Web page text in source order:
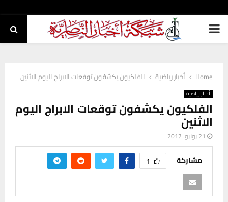
PRIMARY
Home أخبار رياضية الفلكيون يكشفون توقعات الابراج اليوم الاثنين
أخبار رياضية
الفلكيون يكشفون توقعات الابراج اليوم
الاثنين
21 يونيو، 2017
مشاركة 1